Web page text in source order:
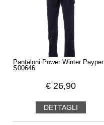
Pantaloni Power Winter Payper
S00646
€ 26,90
DETTAGLI